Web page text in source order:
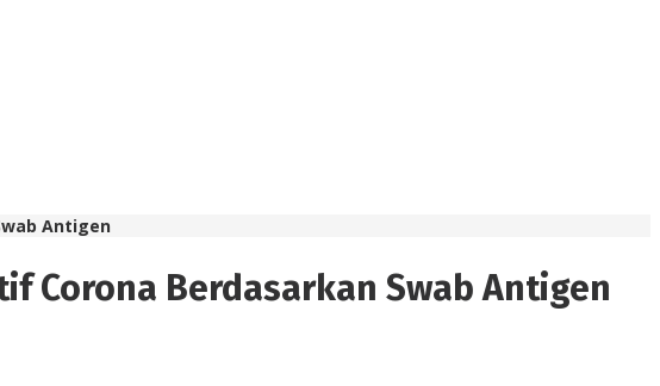
Antigen
Corona Berdasarkan Swab Antigen